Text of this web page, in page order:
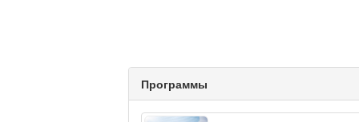
Программы